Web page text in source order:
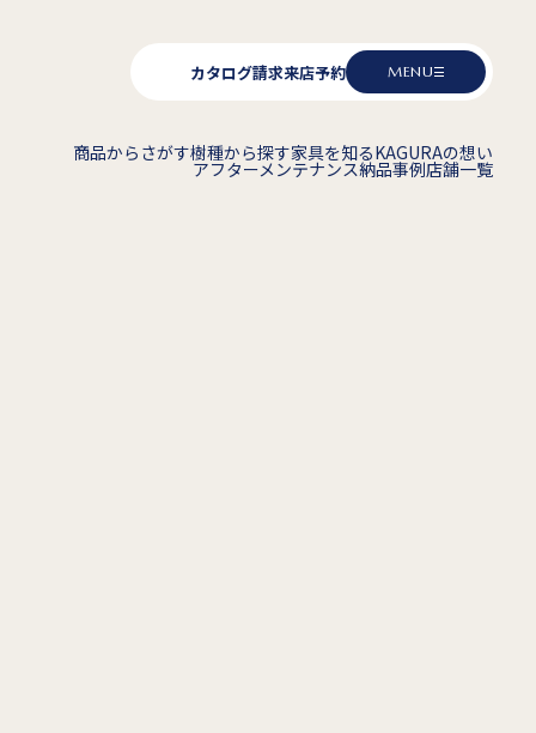
カタログ請求来店予約 MENU
商品からさがす樹種から探す家具を知るKAGURAの想い
アフターメンテナンス納品事例店舗一覧